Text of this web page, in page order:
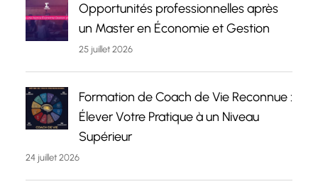
Opportunités professionnelles après
un Master en Économie et Gestion
25 juillet 2026
Formation de Coach de Vie Reconnue :
Élever Votre Pratique à un Niveau
Supérieur
24 juillet 2026